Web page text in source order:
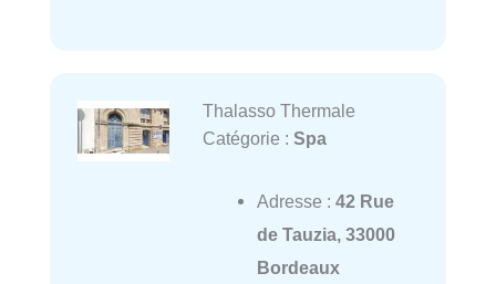
Thalasso Thermale
Catégorie : Spa
Adresse : 42 Rue
de Tauzia, 33000
Bordeaux